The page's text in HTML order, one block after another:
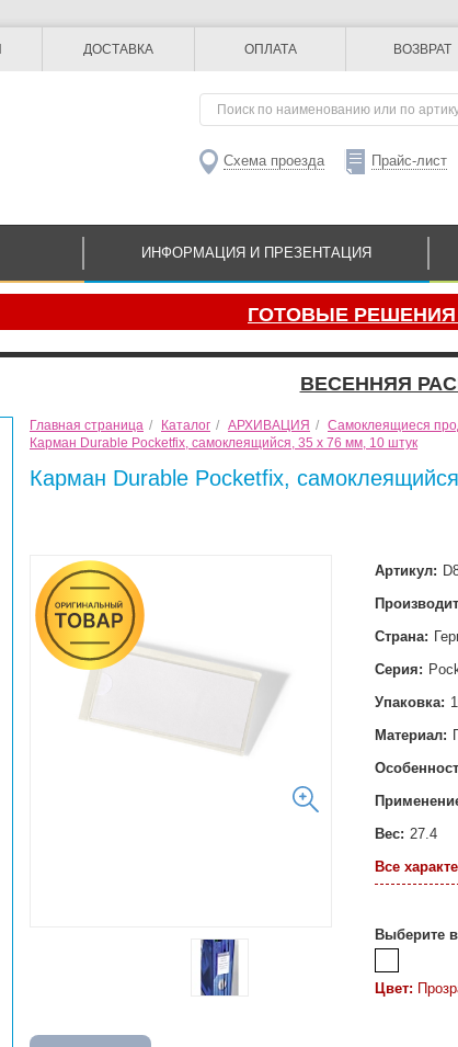
ДОСТАВКА ОПЛАТА ВОЗВРАТ
Схема проезда Прайс-лист
ИНФОРМАЦИЯ И ПРЕЗЕНТАЦИЯ
ГОТОВЫЕ РЕШЕНИЯ
ВЕСЕННЯЯ
Главная страница / Каталог / АРХИВАЦИЯ / Самоклеящиеся
Карман Durable Pocketfix, самоклеящийся, 35 x 76 мм, 10 штук
Карман Durable Pocketfix,
Артикул:
Страна:
Серия:
Упаковка:
Материал:
Вес: 27.4
Все
Выберите
Цвет: